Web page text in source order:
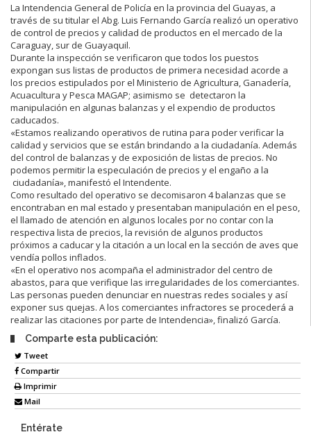
La Intendencia General de Policía en la provincia del Guayas, a
través de su titular el Abg. Luis Fernando García realizó un operativo
de control de precios y calidad de productos en el mercado de la
Caraguay, sur de Guayaquil.
Durante la inspección se verificaron que todos los puestos
expongan sus listas de productos de primera necesidad acorde a
los precios estipulados por el Ministerio de Agricultura, Ganadería,
Acuacultura y Pesca MAGAP; asimismo se detectaron la
manipulación en algunas balanzas y el expendio de productos
caducados.
«Estamos realizando operativos de rutina para poder verificar la
calidad y servicios que se están brindando a la ciudadanía. Además
del control de balanzas y de exposición de listas de precios. No
podemos permitir la especulación de precios y el engaño a la
ciudadanía», manifestó el Intendente.
Como resultado del operativo se decomisaron 4 balanzas que se
encontraban en mal estado y presentaban manipulación en el peso,
el llamado de atención en algunos locales por no contar con la
respectiva lista de precios, la revisión de algunos productos
próximos a caducar y la citación a un local en la sección de aves que
vendía pollos inflados.
«En el operativo nos acompaña el administrador del centro de
abastos, para que verifique las irregularidades de los comerciantes.
Las personas pueden denunciar en nuestras redes sociales y así
exponer sus quejas. A los comerciantes infractores se procederá a
realizar las citaciones por parte de Intendencia», finalizó García.
Comparte esta publicación:
Tweet
Compartir
Imprimir
Mail
Entérate